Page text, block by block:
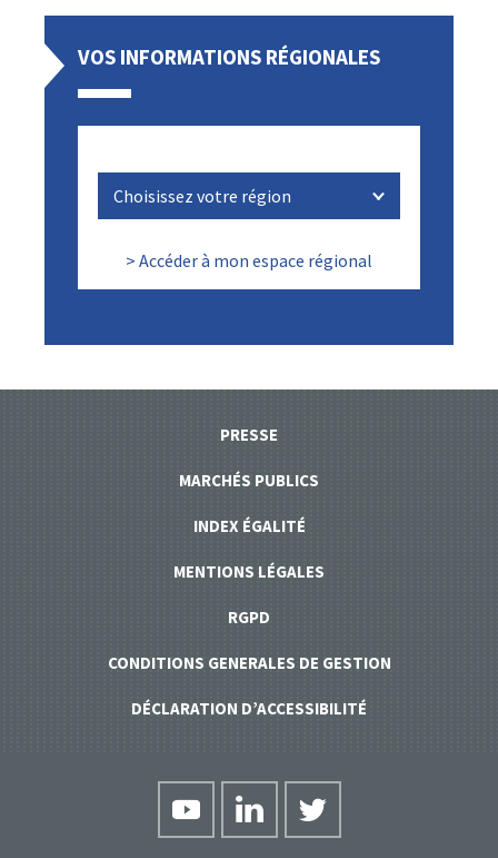
VOS INFORMATIONS RÉGIONALES
> Accéder à mon espace régional
PRESSE
MARCHÉS PUBLICS
INDEX ÉGALITÉ
MENTIONS LÉGALES
RGPD
CONDITIONS GENERALES DE GESTION
DÉCLARATION D’ACCESSIBILITÉ